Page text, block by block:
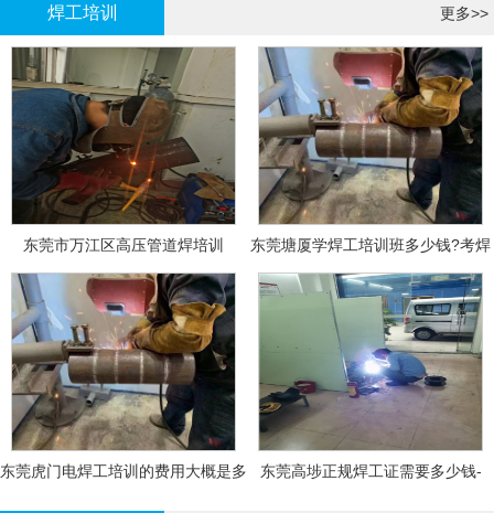
焊工培训 更多>>
东莞市万江区高压管道焊培训
东莞塘厦学焊工培训班多少钱?考焊
工证大概多少钱?
东莞虎门电焊工培训的费用大概是多
东莞高埗正规焊工证需要多少钱-